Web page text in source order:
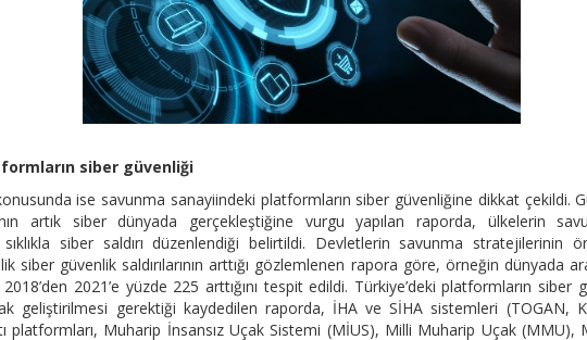
siber güvenliği
ise savunma sanayiindeki platformların siber güvenliğine dikkat çekildi.
artık siber dünyada gerçekleştiğine vurgu yapılan raporda, ülkelerin
sıklıkla siber saldırı düzenlendiği belirtildi. Devletlerin savunma stratejilerinin
siber güvenlik saldırılarının arttığı gözlemlenen rapora göre, örneğin dünyada
2018’den 2021’e yüzde 225 arttığını tespit edildi. Türkiye’deki platformların
geliştirilmesi gerektiği kaydedilen raporda, İHA ve SİHA sistemleri (TOGAN,
platformları, Muharip İnsansız Uçak Sistemi (MİUS), Milli Muharip Uçak (MMU),